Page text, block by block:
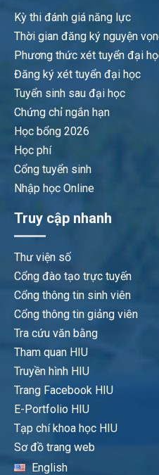
Kỳ thi đánh giá năng lực
Thời gian đăng ký nguyện
Phương thức xét tuyển đại
Đăng ký xét tuyển đại học
Tuyển sinh sau đại học
Chứng chỉ ngắn hạn
Học bổng 2026
Học phí
Cổng tuyển sinh
Nhập học Online
Truy cập nhanh
Thư viện số
Cổng đào tạo trực tuyến
Cổng thông tin sinh viên
Cổng thông tin giảng viên
Tra cứu văn bằng
Tham quan HIU
Truyền hình HIU
Trang Facebook HIU
E-Portfolio HIU
Tạp chí khoa học HIU
Sơ đồ trang web
English